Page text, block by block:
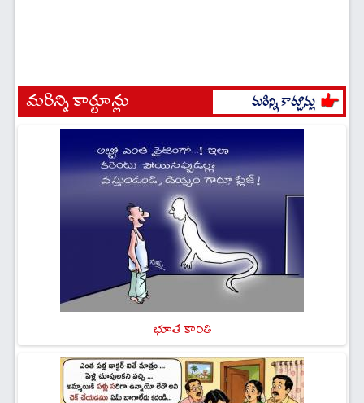
మరిన్ని కార్టూన్లు
భూత కాంతి